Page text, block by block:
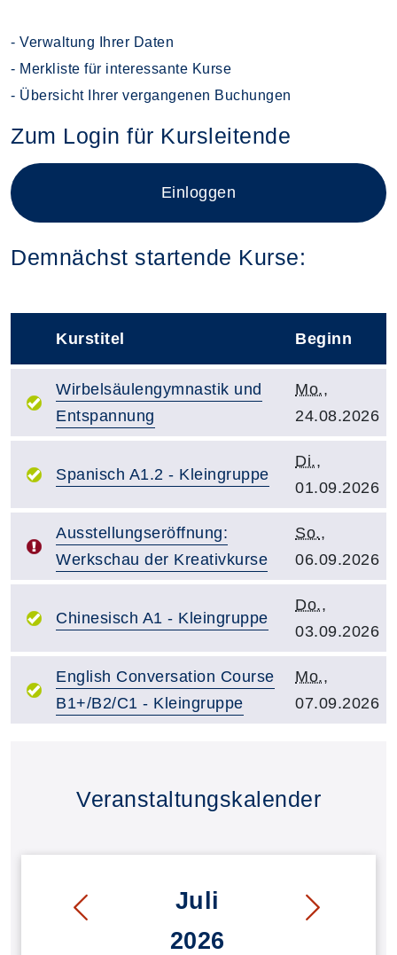
- Verwaltung Ihrer Daten
- Merkliste für interessante Kurse
- Übersicht Ihrer vergangenen Buchungen
Zum Login für Kursleitende
Login für Kursleitende im
Einloggen
Demnächst startende Kurse:
Kurstitel Beginn
Kurstitel:
Wirbelsäulengymnastik und
Entspannung
Kursbeginn:
Mo.,
24.08.2026
Kurstitel:
Spanisch A1.2 - Kleingruppe
Kursbeginn:
Di.,
01.09.2026
Kurstitel:
Ausstellungseröffnung:
Werkschau der Kreativkurse
Kursbeginn:
So.,
06.09.2026
Kurstitel:
Chinesisch A1 - Kleingruppe
Kursbeginn:
Do.,
03.09.2026
Kurstitel:
English Conversation Course
B1+/B2/C1 - Kleingruppe
Kursbeginn:
Mo.,
07.09.2026
Veranstaltungskalender
Juli
2026